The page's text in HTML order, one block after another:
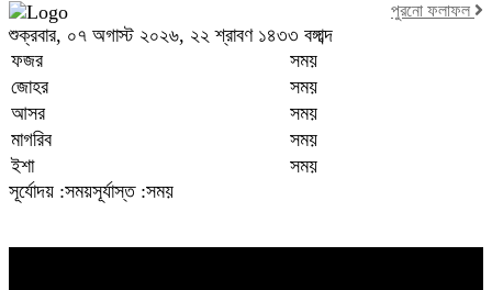
পুরনো ফলাফল
শুক্রবার, ০৭ অগাস্ট ২০২৬, ২২ শ্রাবণ ১৪৩৩ বঙ্গাব্দ
ফজর
সময়
জোহর
সময়
আসর
সময়
মাগরিব
সময়
ইশা
সময়
সূর্যোদয় :সময়সূর্যাস্ত :সময়